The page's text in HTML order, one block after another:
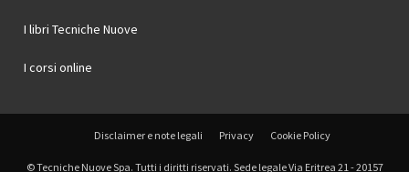
I libri Tecniche Nuove
I corsi online
Disclaimer e note legali Privacy Cookie Policy
© Tecniche Nuove Spa. Tutti i diritti riservati. Sede legale Via Eritrea 21 - 20157